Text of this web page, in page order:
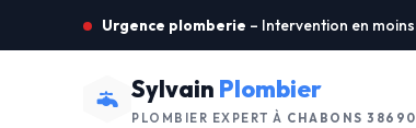
Urgence plomberie – Intervention en
Sylvain Plombier
PLOMBIER EXPERT À CHABONS 38690